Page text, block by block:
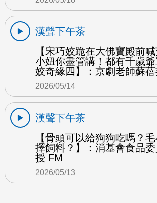
漢聲下午茶
【宋巧姣跪在大佛寶殿前
小妞你盡管講！都有千歲
姣奇緣四】：京劇老師蘇
2026/05/14
漢聲下午茶
【骨頭可以給狗狗吃嗎？
擇飼料？】：消基會食品
授 FM
2026/05/13